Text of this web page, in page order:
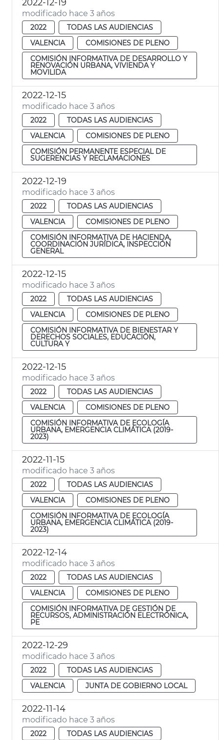
2022-12-19
modificado hace 3 años
2022
TODAS LAS AUDIENCIAS
VALENCIA
COMISIONES DE PLENO
COMISIÓN INFORMATIVA DE DESARROLLO Y
RENOVACIÓN URBANA, VIVIENDA Y
MOVILIDA
2022-12-15
modificado hace 3 años
2022
TODAS LAS AUDIENCIAS
VALENCIA
COMISIONES DE PLENO
COMISIÓN PERMANENTE ESPECIAL DE
SUGERENCIAS Y RECLAMACIONES
2022-12-19
modificado hace 3 años
2022
TODAS LAS AUDIENCIAS
VALENCIA
COMISIONES DE PLENO
COMISIÓN INFORMATIVA DE HACIENDA,
COORDINACIÓN JURÍDICA, INSPECCIÓN
GENERAL
2022-12-15
modificado hace 3 años
2022
TODAS LAS AUDIENCIAS
VALENCIA
COMISIONES DE PLENO
COMISIÓN INFORMATIVA DE BIENESTAR Y
DERECHOS SOCIALES, EDUCACIÓN,
CULTURA Y
2022-12-15
modificado hace 3 años
2022
TODAS LAS AUDIENCIAS
VALENCIA
COMISIONES DE PLENO
COMISIÓN INFORMATIVA DE ECOLOGÍA
URBANA, EMERGENCIA CLIMÁTICA (2019-
2023)
2022-11-15
modificado hace 3 años
2022
TODAS LAS AUDIENCIAS
VALENCIA
COMISIONES DE PLENO
COMISIÓN INFORMATIVA DE ECOLOGÍA
URBANA, EMERGENCIA CLIMÁTICA (2019-
2023)
2022-12-14
modificado hace 3 años
2022
TODAS LAS AUDIENCIAS
VALENCIA
COMISIONES DE PLENO
COMISIÓN INFORMATIVA DE GESTIÓN DE
RECURSOS, ADMINISTRACIÓN ELECTRÓNICA,
PE
2022-12-29
modificado hace 3 años
2022
TODAS LAS AUDIENCIAS
VALENCIA
JUNTA DE GOBIERNO LOCAL
2022-11-14
modificado hace 3 años
2022
TODAS LAS AUDIENCIAS